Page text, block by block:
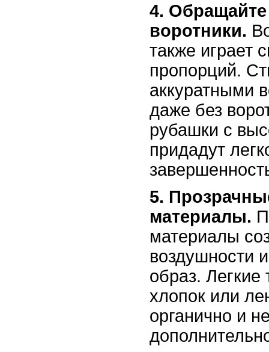
4.
воротники.
также играет
пропорций.
аккуратными
даже без
рубашки с
придадут
5.
материалы.
материалы
воздушности
образ. Легкие
хлопок или
органично и